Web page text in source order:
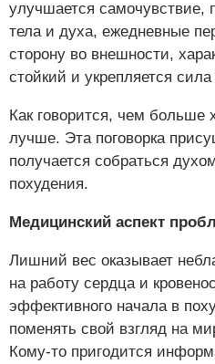
улучшается самочувствие,
тела и духа, ежедневные
сторону во внешности,
стойкий и укрепляется
Как говорится, чем больше
лучше. Эта поговорка
получается собраться
похудения.
Медицинский аспект
Лишний вес оказывает
на работу сердца и
эффективного начала в
поменять свой взгляд на
Кому-то пригодится